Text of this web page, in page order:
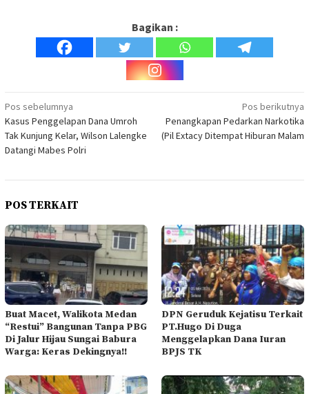
Bagikan :
Navigasi
pos
Pos sebelumnya
Kasus Penggelapan Dana Umroh
Tak Kunjung Kelar, Wilson Lalengke
Datangi Mabes Polri
Pos berikutnya
Penangkapan Pedarkan Narkotika
(Pil Extacy Ditempat Hiburan Malam
POS TERKAIT
Buat Macet, Walikota Medan
“Restui” Bangunan Tanpa PBG
Di Jalur Hijau Sungai Babura
Warga: Keras Dekingnya!!
DPN Geruduk Kejatisu Terkait
PT.Hugo Di Duga
Menggelapkan Dana Iuran
BPJS TK